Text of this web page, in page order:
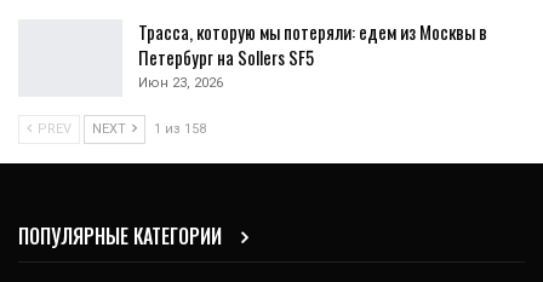
Трасса, которую мы потеряли: едем из Москвы в
Петербург на Sollers SF5
Июн 23, 2026
PREV NEXT 1 из 158
ПОПУЛЯРНЫЕ КАТЕГОРИИ